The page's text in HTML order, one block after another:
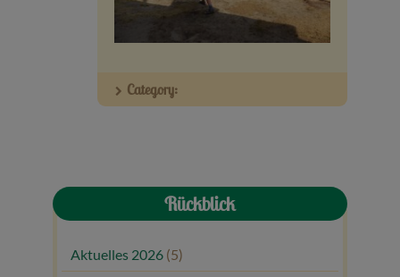
Veranstaltungen
Baumpaten
Category:
Rückblick
Aktuelles 2026 (5)